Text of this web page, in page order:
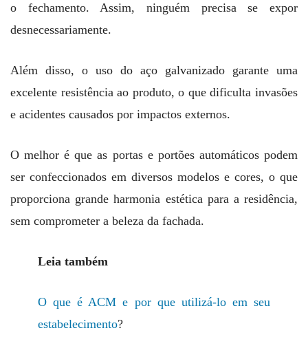
o fechamento. Assim, ninguém precisa se expor
desnecessariamente.
Além disso, o uso do aço galvanizado garante uma
excelente resistência ao produto, o que dificulta invasões
e acidentes causados por impactos externos.
O melhor é que as portas e portões automáticos podem
ser confeccionados em diversos modelos e cores, o que
proporciona grande harmonia estética para a residência,
sem comprometer a beleza da fachada.
Leia também
O que é ACM e por que utilizá-lo em seu
estabelecimento?